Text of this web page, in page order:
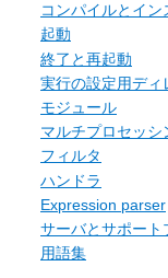
コンパイルとイン
起動
終了と再起動
実行の設定用ディ
モジュール
マルチプロセッ
フィルタ
ハンドラ
Expression parser
サーバとサポート
用語集